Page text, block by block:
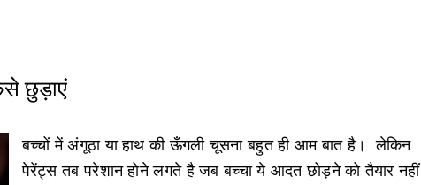
छुड़ाएं
बच्चों में अंगूठा या हाथ की ऊँगली चूसना बहुत ही आम बात है। लेकिन
पेरेंट्स तब परेशान होने लगते है जब बच्चा ये आदत छोड़ने को तैयार नहीं